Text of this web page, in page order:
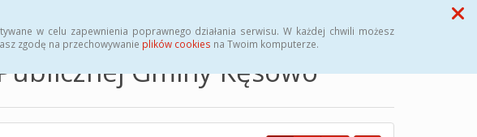
w celu zapewnienia poprawnego działania serwisu. W każdej chwili możesz
zgodę na przechowywanie plików cookies na Twoim komputerze.
Gminy Kęsowo